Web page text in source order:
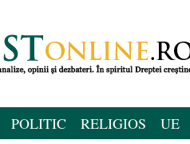
POLITIC RELIGIOS UE